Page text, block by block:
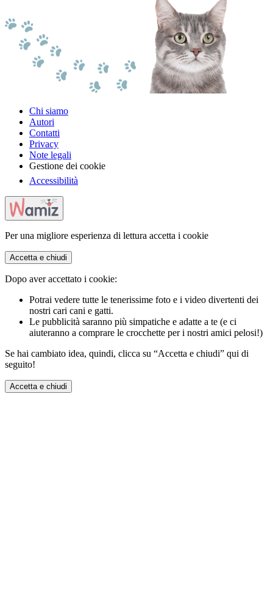
Chi siamo
Autori
Contatti
Privacy
Note legali
Gestione dei cookie
Accessibilità
Per una migliore esperienza di lettura accetta i cookie
Accetta e chiudi
Dopo aver accettato i cookie:
Potrai vedere tutte le tenerissime foto e i video divertenti dei
nostri cari cani e gatti.
Le pubblicità saranno più simpatiche e adatte a te (e ci
aiuteranno a comprare le crocchette per i nostri amici pelosi!)
Se hai cambiato idea, quindi, clicca su “Accetta e chiudi” qui di
seguito!
Accetta e chiudi